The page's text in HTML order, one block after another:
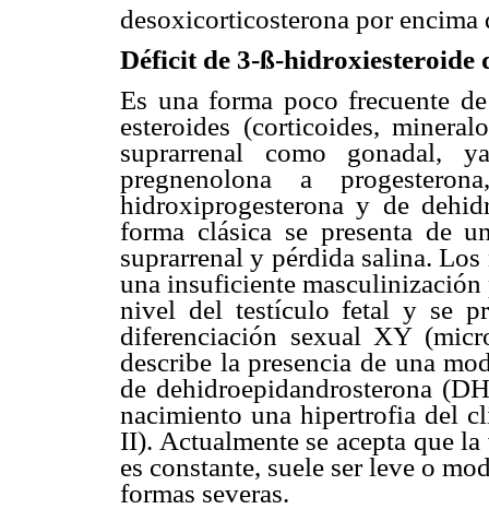
desoxicorticosterona por encima
Déficit de 3-ß-hidroxiesteroide
Es una forma poco frecuente
esteroides (corticoides,
suprarrenal como
pregnenolona a
hidroxiprogesterona y de
forma clásica se presenta de
suprarrenal y pérdida salina.
una insuficiente masculinización
nivel del testículo fetal y se
diferenciación sexual XY
describe la presencia de una
de dehidroepidandrosterona
nacimiento una hipertrofia del
II). Actualmente se acepta que
es constante, suele ser leve o
formas severas.